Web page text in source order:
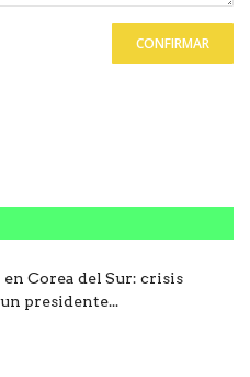
CONFIRMAR
Corea del Sur: crisis
presidente...